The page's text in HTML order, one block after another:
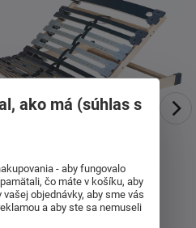
ako má (súhlas s
- aby fungovalo
čo máte v košíku, aby
objednávky, aby sme vás
a aby ste sa nemuseli